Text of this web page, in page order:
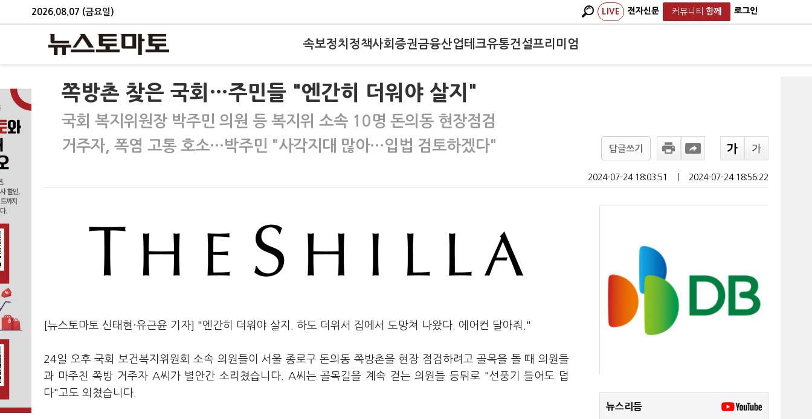
2026.08.07 (금요일) LIVE 전자신문 커뮤니티 함께 로그인
속보정치 정책사회 증권금융산업테크유통건설프리미엄
쪽방촌 찾은 국회…주민들 "엔간히 더워야 살지"
국회 복지위원장 박주민 의원 등 복지위 소속 10명 돈의동 현장점검
거주자, 폭염 고통 호소…박주민 "사각지대 많아…입법 검토하겠다"
답글쓰기
2024-07-24 18:03:51 2024-07-24 18:56:22
[뉴스토마토 신태현·유근윤 기자] "엔간히 더워야 살지. 하도 더위서 집에서 도망쳐 나왔다. 에어컨 달아줘."
24일 오후 국회 보건복지위원회 소속 의원들이 서울 종로구 돈의동 쪽방촌을 현장 점검하려고 골목을 돌 때 의원들
과 마주친 쪽방 거주자 A씨가 별안간 소리쳤습니다. A씨는 골목길을 계속 걷는 의원들 등뒤로 "선풍기 틀어도 덥
다"고도 외쳤습니다.
뉴스리듬